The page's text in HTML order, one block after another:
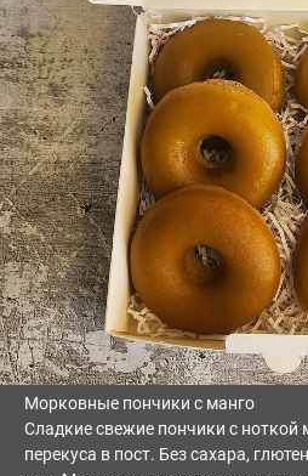
Морковные пончики с манго
Сладкие свежие пончики с ноткой
перекуса в пост. Без сахара,